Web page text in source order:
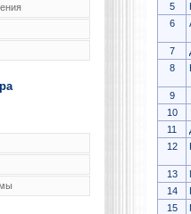
5
6
7
8
9
10
11
12
13
14
15